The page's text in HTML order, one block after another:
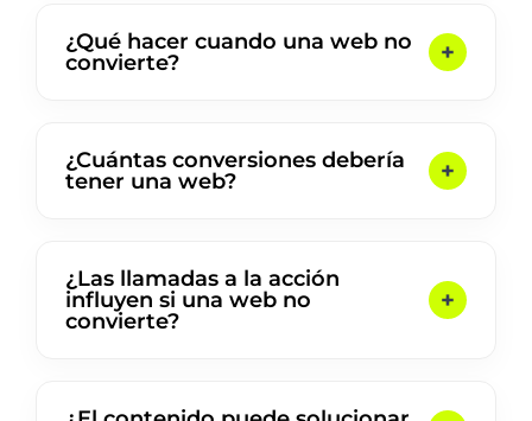
¿Qué hacer cuando una web no
convierte?
¿Cuántas conversiones debería
tener una web?
¿Las llamadas a la acción
influyen si una web no
convierte?